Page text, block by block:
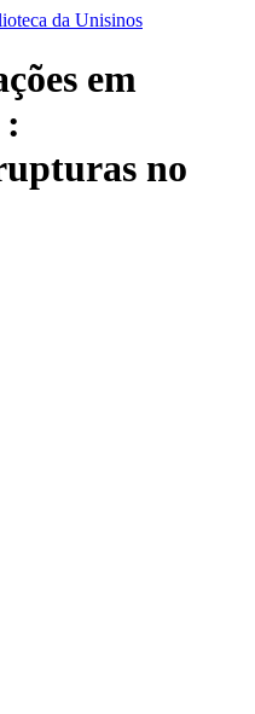
da Unisinos
em
no